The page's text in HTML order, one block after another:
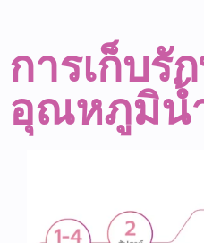
การเก็บรั
อุณหภูมิน้